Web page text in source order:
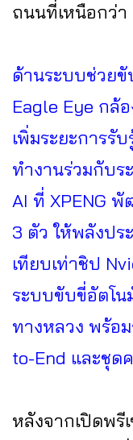
ถนนที่เหนือกว่า
ด้านระบบช่วยขั
Eagle Eye กล้
เพิ่มระยะการรั
ทำงานร่วมกับร
AI ที่ XPENG
3 ตัว ให้พลังปร
เทียบเท่าชิป
ระบบขับขี่อัตโน
ทางหลวง พร้อ
to-End และชุด
หลังจากเปิดพรี